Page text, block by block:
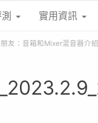
實用資訊
友：音箱和Mixer混音器介